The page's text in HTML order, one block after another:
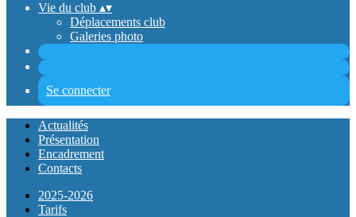
Vie du club ▴▾
Déplacements club
Galeries photo
Se connecter
Actualités
Présentation
Encadrement
Contacts
2025-2026
Tarifs